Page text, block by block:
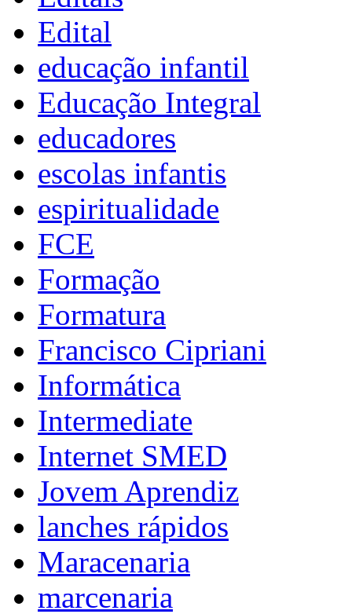
Edital
educação infantil
Educação Integral
educadores
escolas infantis
espiritualidade
FCE
Formação
Formatura
Francisco Cipriani
Informática
Intermediate
Internet SMED
Jovem Aprendiz
lanches rápidos
Maracenaria
marcenaria